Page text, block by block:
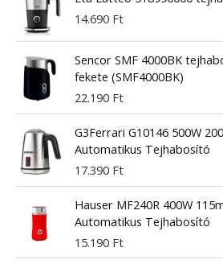
14.690 Ft
Sencor SMF 4000BK
fekete (SMF4000BK)
22.190 Ft
G3Ferrari G10146 500W
Automatikus Tejhabosító
17.390 Ft
Hauser MF240R 400W
Automatikus Tejhabosító
15.190 Ft